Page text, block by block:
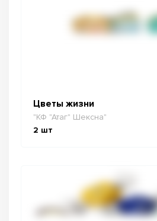
Цветы жизни
"КФ "Атаг" Шексна"
2 шт